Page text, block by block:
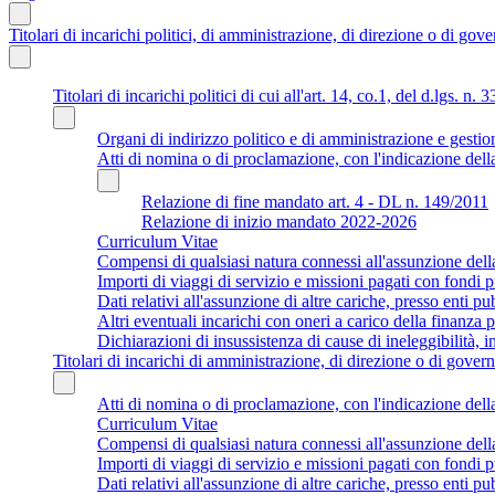
Titolari di incarichi politici, di amministrazione, di direzione o di
Titolari di incarichi politici di cui all'art. 14, co.1, del d.lgs. n.
Organi di indirizzo politico e di amministrazione e
Atti di nomina o di proclamazione, con l'indicazione
Relazione di fine mandato art. 4 - DL n. 149/2011
Relazione di inizio mandato 2022-2026
Curriculum Vitae
Compensi di qualsiasi natura connessi all'assunzione
Importi di viaggi di servizio e missioni pagati con fondi
Dati relativi all'assunzione di altre cariche, presso enti
Altri eventuali incarichi con oneri a carico della finanza
Dichiarazioni di insussistenza di cause di ineleggibilità,
Titolari di incarichi di amministrazione, di direzione o di
Atti di nomina o di proclamazione, con l'indicazione
Curriculum Vitae
Compensi di qualsiasi natura connessi all'assunzione
Importi di viaggi di servizio e missioni pagati con fondi
Dati relativi all'assunzione di altre cariche, presso enti